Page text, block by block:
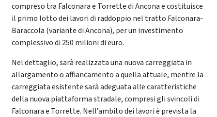
compreso tra Falconara e Torrette di Ancona e costituisce
il primo lotto dei lavori di raddoppio nel tratto Falconara-
Baraccola (variante di Ancona), per un investimento
complessivo di 250 milioni di euro.
Nel dettaglio, sarà realizzata una nuova carreggiata in
allargamento o affiancamento a quella attuale, mentre la
carreggiata esistente sarà adeguata alle caratteristiche
della nuova piattaforma stradale, compresi gli svincoli di
Falconara e Torrette. Nell’ambito dei lavori è prevista la